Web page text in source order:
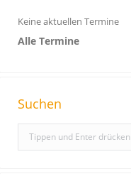
Keine aktuellen Termine
Alle Termine
Suchen
e